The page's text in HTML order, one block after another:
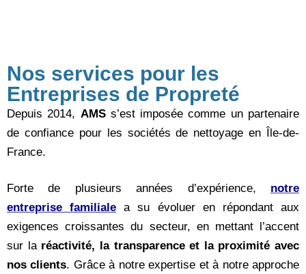
Nos services pour les
Entreprises de Propreté
Depuis 2014, AMS s’est imposée comme un partenaire
de confiance pour les sociétés de nettoyage en Île-de-
France.
Forte de plusieurs années d’expérience, notre
entreprise familiale a su évoluer en répondant aux
exigences croissantes du secteur, en mettant l’accent
sur la réactivité, la transparence et la proximité avec
nos clients. Grâce à notre expertise et à notre approche